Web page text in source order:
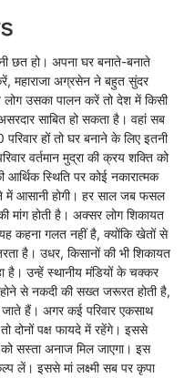
छत हो। अपना घर बनाते-बनाते
महाराजा अग्रसेन ने बहुत सुंदर
उसका पालन करें तो देश में किसी
साबित हो सकता है। वहां सब
हों तो घर बनाने के लिए इतनी
वर्तमान मुद्रा की क्रय शक्ति को
स्थिति पर कोई नकारात्मक
में आसानी होगी। हर साल जब फसल
मांग होती है। अक्सर लोग शिकायत
कहना गलत नहीं है, क्योंकि खेतों से
है। उधर, किसानों की भी शिकायत
है। उन्हें स्थानीय मंडियों के चक्कर
से नकदी की सख्त जरूरत होती है,
हैं। अगर कई परिवार एकसाथ
दोनों पक्ष फायदे में रहेंगे। इससे
को सस्ता अनाज मिल जाएगा। इस
लें। इससे मां लक्ष्मी सब पर कृपा